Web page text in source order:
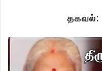
தகவல்: